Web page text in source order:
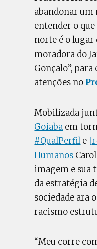
abandonar
entender o que
norte é o lugar
moradora do
Gonçalo”, para
atenções no
Mobilizada
Goiaba em
#QualPerfil e
Humanos
imagem e sua
da estratégia
sociedade ara
racismo
“Meu corre